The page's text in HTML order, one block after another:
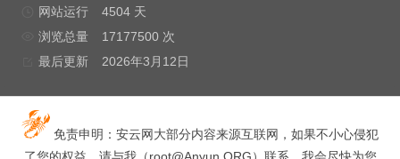
网站运行
4504 天
浏览总量
17177500 次
最后更新
2026年3月12日
免责申明：安云网大部分内容来源互联网，如果不小心侵犯